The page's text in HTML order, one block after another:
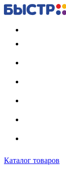
Каталог товаров